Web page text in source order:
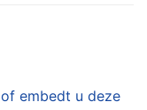
embedt u deze